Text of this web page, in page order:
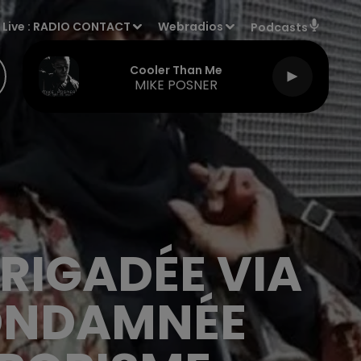
Live : RADIO CONTACT Webradios Podcasts
Cooler Than Me
MIKE POSNER
VIA